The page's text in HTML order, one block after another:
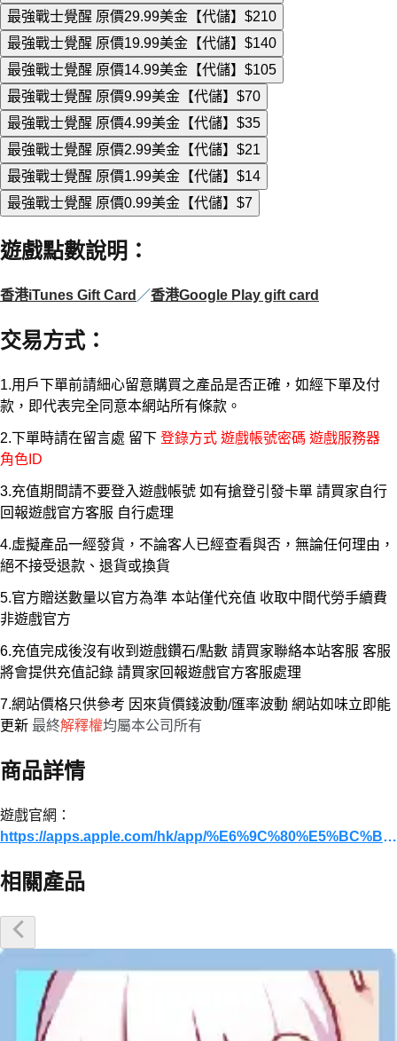
最強戰士覺醒 原價29.99美金【代儲】 $210
最強戰士覺醒 原價19.99美金【代儲】 $140
最強戰士覺醒 原價14.99美金【代儲】 $105
最強戰士覺醒 原價9.99美金【代儲】 $70
最強戰士覺醒 原價4.99美金【代儲】 $35
最強戰士覺醒 原價2.99美金【代儲】 $21
最強戰士覺醒 原價1.99美金【代儲】 $14
最強戰士覺醒 原價0.99美金【代儲】 $7
遊戲點數說明 ：
香港iTunes Gift Card ／香港Google Play gift card
交易方式：
1.用戶下單前請細心留意購買之產品是否正確，如經下單及付
款，即代表完全同意本網站所有條款。
2.下單時請在留言處 留下 登錄方式 遊戲帳號密碼 遊戲服務器
角色ID
3.充值期間請不要登入遊戲帳號 如有搶登引發卡單 請買家自行
回報遊戲官方客服 自行處理
4.虛擬產品一經發貨，不論客人已經查看與否，無論任何理由，
絕不接受退款、退貨或換貨
5.官方贈送數量以官方為準 本站僅代充值 收取中間代勞手續費
非遊戲官方
6.充值完成後沒有收到遊戲鑽石/點數 請買家聯絡本站客服 客服
將會提供充值記錄 請買家回報遊戲官方客服處理
7.網站價格只供參考 因來貨價錢波動/匯率波動 網站如味立即能
更新 最終解釋權均屬本公司所有
商品詳情
遊戲官網：
https://apps.apple.com/hk/app/%E6%9C%80%E5%BC%B7%E6%88%B0%E5%A3%AB-%E8%A6%BA%E9%86%92/id6630375391
相關產品